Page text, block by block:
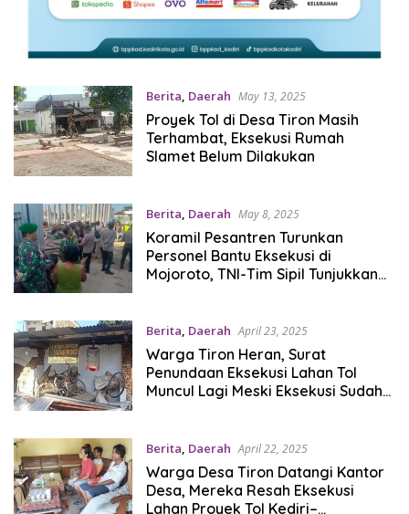
Berita, Daerah May 13, 2025
Proyek Tol di Desa Tiron Masih
Terhambat, Eksekusi Rumah
Slamet Belum Dilakukan
Berita, Daerah May 8, 2025
Koramil Pesantren Turunkan
Personel Bantu Eksekusi di
Mojoroto, TNI-Tim Sipil Tunjukkan
Berita, Daerah April 23, 2025
Warga Tiron Heran, Surat
Penundaan Eksekusi Lahan Tol
Muncul Lagi Meski Eksekusi Sudah
Berita, Daerah April 22, 2025
Warga Desa Tiron Datangi Kantor
Desa, Mereka Resah Eksekusi
Lahan Proyek Tol Kediri–